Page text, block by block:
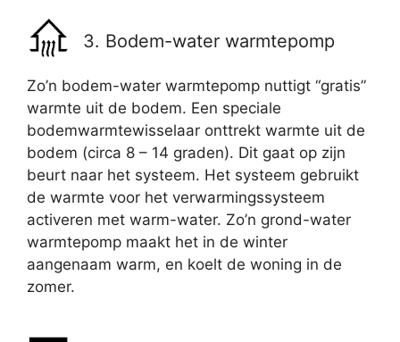
3. Bodem-water warmtepomp
Zo’n bodem-water warmtepomp nuttigt “gratis”
warmte uit de bodem. Een speciale
bodemwarmtewisselaar onttrekt warmte uit de
bodem (circa 8 – 14 graden). Dit gaat op zijn
beurt naar het systeem. Het systeem gebruikt
de warmte voor het verwarmingssysteem
activeren met warm-water. Zo’n grond-water
warmtepomp maakt het in de winter
aangenaam warm, en koelt de woning in de
zomer.